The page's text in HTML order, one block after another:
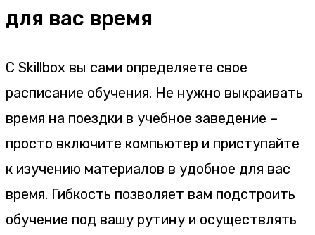
для вас время
С Skillbox вы сами определяете свое
расписание обучения. Не нужно выкраивать
время на поездки в учебное заведение –
просто включите компьютер и приступайте
к изучению материалов в удобное для вас
время. Гибкость позволяет вам подстроить
обучение под вашу рутину и осуществлять